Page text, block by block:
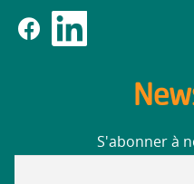
S'abonner à